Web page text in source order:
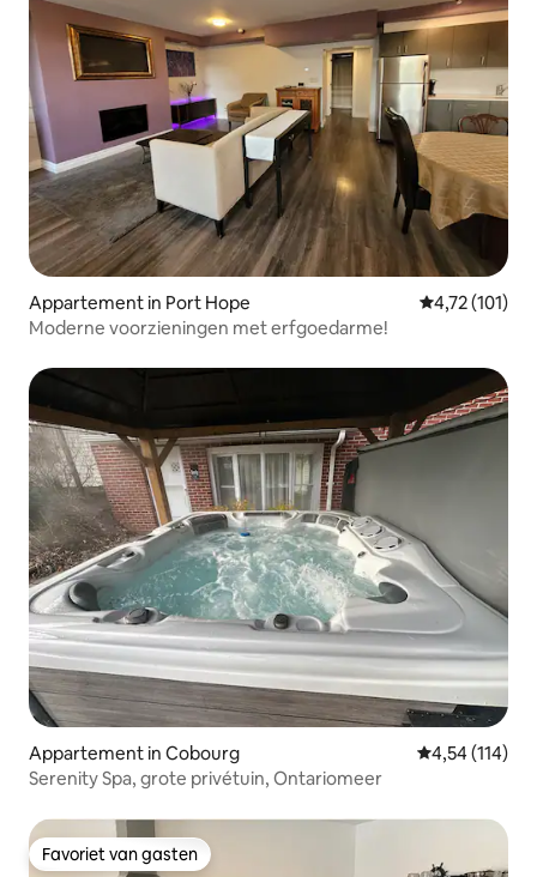
Appartement in Port Hope Gemiddelde
4,72 (101)
Moderne voorzieningen met erfgoedarme!
Appartement in Cobourg Gemiddelde
4,54 (114)
Serenity Spa, grote privétuin, Ontariomeer
Favoriet van gasten
Favoriet van gasten